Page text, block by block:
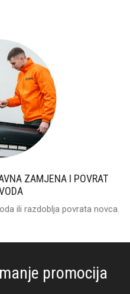
ZAMJENA I POVRAT
ili razdoblja povrata novca.
promocija